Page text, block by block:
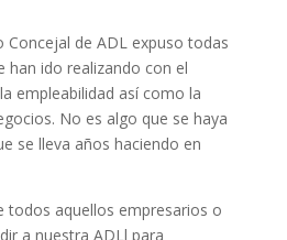
de ADL expuso todas
han ido realizando con el
empleabilidad así como la
No es algo que se haya
se lleva años haciendo en
todos aquellos empresarios o
a nuestra ADLl para